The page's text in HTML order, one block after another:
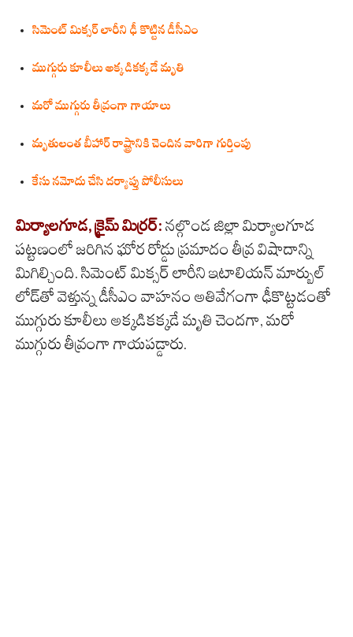
సిమెంట్ మిక్సర్ లారీని ఢీ కొట్టిన డీసీఎం
ముగ్గురు కూలీలు అక్కడికక్కడే మృతి
మరో ముగ్గురు తీవ్రంగా గాయాలు
మృతులంత బీహార్ రాష్ట్రానికి చెందిన వారిగా గుర్తింపు
కేసు నమోదు చేసి దర్యాప్తు పోలీసులు
మిర్యాలగూడ, క్రైమ్ మిర్రర్: నల్గొండ జిల్లా మిర్యాలగూడ
పట్టణంలో జరిగిన ఘోర రోడ్డు ప్రమాదం తీవ్ర విషాదాన్ని
మిగిల్చింది. సిమెంట్ మిక్సర్ లారీని ఇటాలియన్ మార్బుల్
లోడ్‌తో వెళ్తున్న డీసీఎం వాహనం అతివేగంగా ఢీకొట్టడంతో
ముగ్గురు కూలీలు అక్కడికక్కడే మృతి చెందగా, మరో
ముగ్గురు తీవ్రంగా గాయపడ్డారు.